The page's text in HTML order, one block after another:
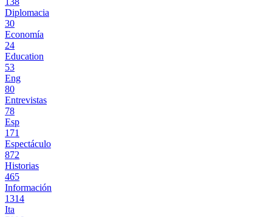
Diplomacia
30
Economía
24
Education
53
Eng
80
Entrevistas
78
Esp
171
Espectáculo
872
Historias
465
Información
1314
Ita